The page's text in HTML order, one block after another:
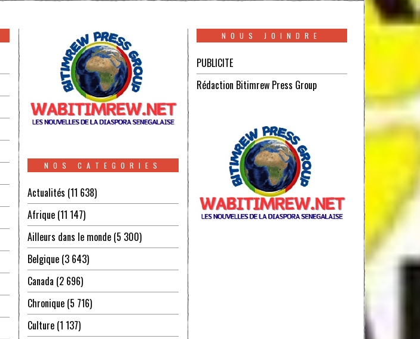
NOS CATEGORIES
Actualités (11 638)
Afrique (11 147)
Ailleurs dans le monde (5 300)
Belgique (3 643)
Canada (2 696)
Chronique (5 716)
Culture (1 137)
NOUS JOINDRE
PUBLICITE
Rédaction Bitimrew Press Group